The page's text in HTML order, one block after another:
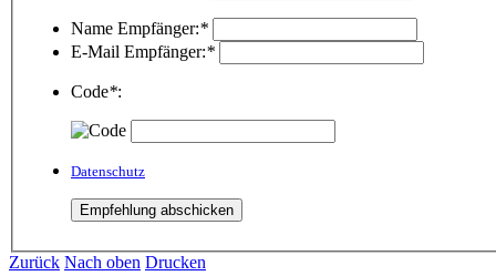
Name Empfänger:*
E-Mail Empfänger:*
Code*:
Datenschutz
Zurück Nach oben Drucken